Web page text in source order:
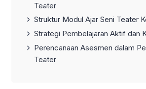
Teater
Struktur Modul Ajar Seni Teater
Strategi Pembelajaran Aktif dan
Perencanaan Asesmen dalam
Teater